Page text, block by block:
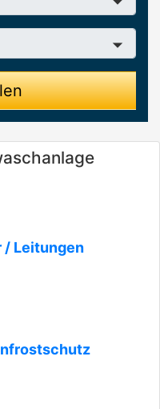
/ Leitungen